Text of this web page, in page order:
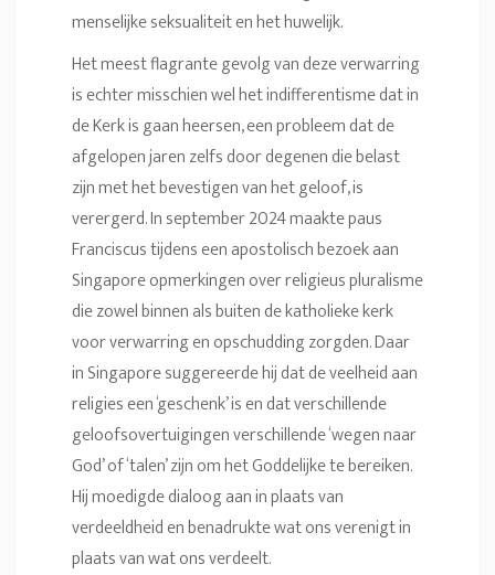
menselijke seksualiteit en het huwelijk.
Het meest flagrante gevolg van deze verwarring
is echter misschien wel het indifferentisme dat in
de Kerk is gaan heersen, een probleem dat de
afgelopen jaren zelfs door degenen die belast
zijn met het bevestigen van het geloof, is
verergerd. In september 2024 maakte paus
Franciscus tijdens een apostolisch bezoek aan
Singapore opmerkingen over religieus pluralisme
die zowel binnen als buiten de katholieke kerk
voor verwarring en opschudding zorgden. Daar
in Singapore suggereerde hij dat de veelheid aan
religies een ‘geschenk’ is en dat verschillende
geloofsovertuigingen verschillende ‘wegen naar
God’ of ‘talen’ zijn om het Goddelijke te bereiken.
Hij moedigde dialoog aan in plaats van
verdeeldheid en benadrukte wat ons verenigt in
plaats van wat ons verdeelt.